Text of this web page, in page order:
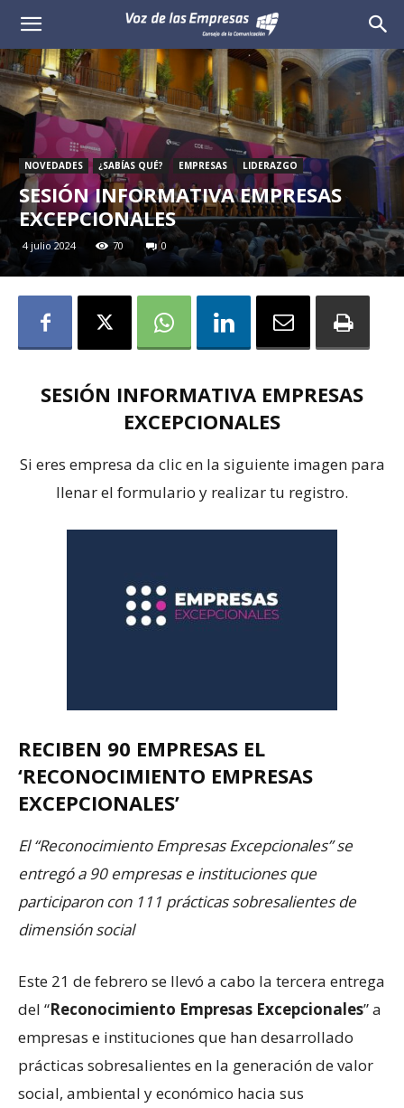
Voz
de
las
Empresas
NOVEDADES ¿SABÍAS QUÉ? EMPRESAS LIDERAZGO
SESIÓN INFORMATIVA EMPRESAS
EXCEPCIONALES
4 julio 2024 70 0
SESIÓN INFORMATIVA EMPRESAS
EXCEPCIONALES
Si eres empresa da clic en la siguiente imagen para
llenar el formulario y realizar tu registro.
RECIBEN 90 EMPRESAS EL
‘RECONOCIMIENTO EMPRESAS
EXCEPCIONALES’
El “Reconocimiento Empresas Excepcionales” se
entregó a 90 empresas e instituciones que
participaron con 111 prácticas sobresalientes de
dimensión social
Este 21 de febrero se llevó a cabo la tercera entrega
del “Reconocimiento Empresas Excepcionales” a
empresas e instituciones que han desarrollado
prácticas sobresalientes en la generación de valor
social, ambiental y económico hacia sus